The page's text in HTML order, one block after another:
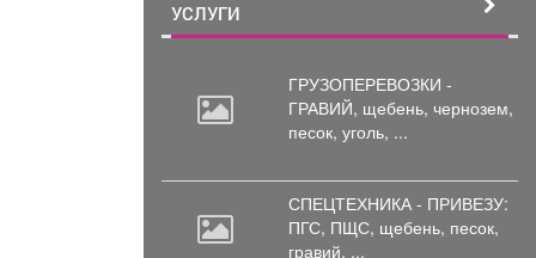
УСЛУГИ
ГРУЗОПЕРЕВОЗКИ -
ГРАВИЙ, щебень, чернозем,
песок, уголь, ...
СПЕЦТЕХНИКА - ПРИВЕЗУ:
ПГС, ПЩС, щебень, песок,
гравий, ...